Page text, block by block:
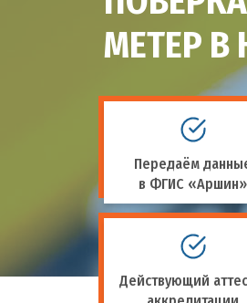
МЕТЕР В
Передаём
в ФГИС «Аршин»
Действующий